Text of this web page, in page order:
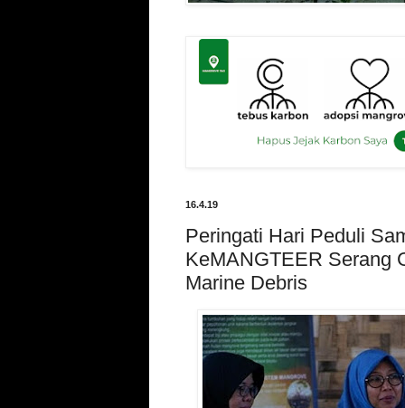
16.4.19
Peringati Hari Peduli
KeMANGTEER Serang
Marine Debris